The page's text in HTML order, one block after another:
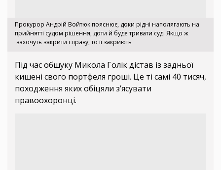
Прокурор Андрій Войтюк пояснює, доки рідні наполягають на
прийнятті судом рішення, доти й буде тривати суд. Якщо ж
захочуть закрити справу, то її закриють
Під час обшуку Микола Голік дістав із задньої
кишені свого портфеля гроші. Це ті самі 40 тисяч,
походження яких обіцяли з’ясувати
правоохоронці.